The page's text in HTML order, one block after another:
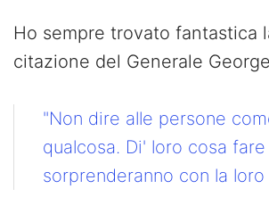
Ho sempre trovato fantastica
citazione del Generale
"Non dire alle persone
qualcosa. Di' loro cosa
sorprenderanno con la